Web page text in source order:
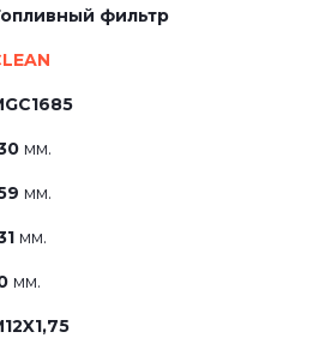
фильтр
мм.
мм.
мм.
мм.